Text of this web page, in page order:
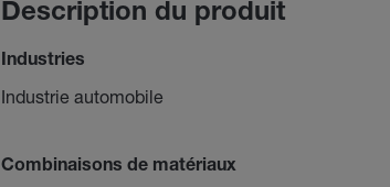
Description du produit
Industries
Industrie automobile
Combinaisons de matériaux